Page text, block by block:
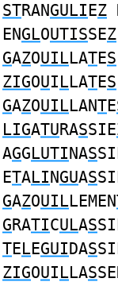
STRANGULIEZ
ENGLOUTISSEZ
GAZOUILLATES
ZIGOUILLATES
GAZOUILLANTE
LIGATURASSIE
AGGLUTINAS
ETALINGUAS
GAZOUILLEMEN
GRATICULAS
TELEGUIDAS
ZIGOUILLAS